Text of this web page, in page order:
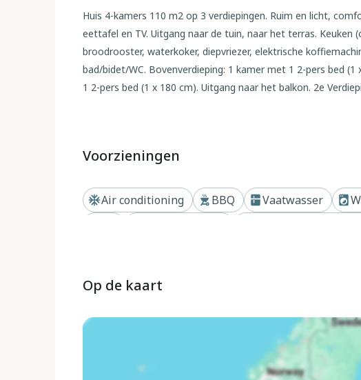
Huis 4-kamers 110 m2 op 3 verdiepingen. Ruim en licht,
eettafel en TV. Uitgang naar de tuin, naar het terras. Keuken
broodrooster, waterkoker, diepvriezer, elektrische
bad/bidet/WC. Bovenverdieping: 1 kamer met 1 2-pers bed
1 2-pers bed (1 x 180 cm). Uitgang naar het balkon. 2e
toegestaan. IT008030C2PTGQVR8G
Buiten
smalle toegangsweg tot aan het huis. Parkeerplaats (voor 2
restaurant, bar, bakkerij 700 m, café 700 m, fietsverhuur 700
Manege 4 km, fietspad 7 km. Auto noodzakelijk.
Voorzieningen
Air conditioning BBQ Vaatwasser
Op de kaart